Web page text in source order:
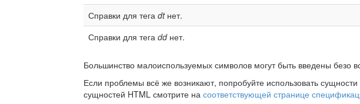
Справки для тега dtнет.
Справки для тега ddнет.
Большинство малоиспользуемых символов могут быть введены безо
Если проблемы всё же возникают, попробуйте использовать
сущностей HTML смотрите на соответствующей странице